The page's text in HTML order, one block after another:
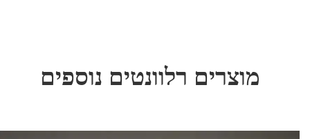
מוצרים רלוונטים נוספים